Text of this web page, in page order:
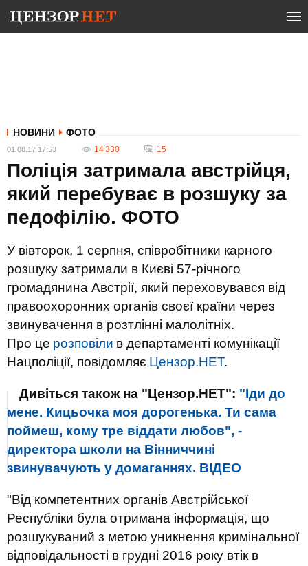
НОВИНИ ФОТО
01.08.17 17:53 14 330 15
Поліція затримала австрійця,
який перебуває в розшуку за
педофілію. ФОТО
У вівторок, 1 серпня, співробітники карного
розшуку затримали в Києві 57-річного
громадянина Австрії, який переховувався від
правоохоронних органів своєї країни через
звинувачення в розтлінні малолітніх.
Про це розповіли в департаменті комунікації
Нацполіції, повідомляє Цензор.НЕТ.
Дивіться також на "Цензор.НЕТ": "Іди до
мене. Кицьочка моя дорогенька. Ти сама
поймеш, кому тре віддати любов", -
директора школи на Вінниччині
звинувачують у домаганнях. ВIДЕО
"Від компетентних органів Австрійської
Республіки була отримана інформація, що
розшукуваний з метою уникнення кримінальної
відповідальності в грудні 2016 року втік в